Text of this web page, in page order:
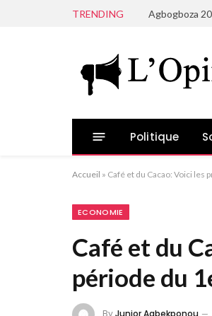
TRENDING Agbogboza
Politique
Accueil » Café et du Cacao: Voici les
ECONOMIE
Café et du
période du